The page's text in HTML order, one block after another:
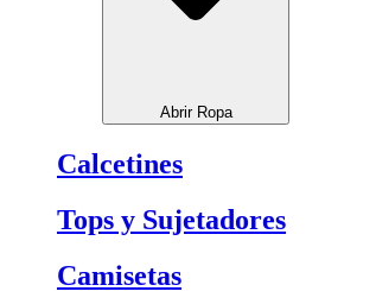
Abrir Ropa
Calcetines
Tops y Sujetadores
Camisetas